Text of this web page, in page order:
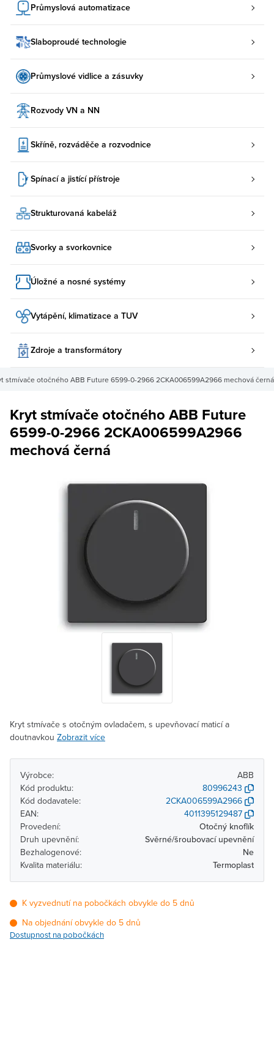
Průmyslová automatizace
Slaboproudé technologie
Průmyslové vidlice a zásuvky
Rozvody VN a NN
Skříně, rozváděče a rozvodnice
Spínací a jistící přístroje
Strukturovaná kabeláž
Svorky a svorkovnice
Úložné a nosné systémy
Vytápění, klimatizace a TUV
Zdroje a transformátory
stmívače otočného ABB Future 6599-0-2966 2CKA006599A2966 mechová černá
Kryt stmívače otočného ABB Future
6599-0-2966 2CKA006599A2966
mechová černá
Kryt stmívače s otočným ovladačem, s upevňovací maticí a
doutnavkou Zobrazit více
Výrobce:
ABB
Kód produktu:
80996243
Kód dodavatele:
2CKA006599A2966
EAN:
4011395129487
Provedení:
Otočný knoflík
Druh upevnění:
Svěrné/šroubovací upevnění
Bezhalogenové:
Ne
Kvalita materiálu:
Termoplast
K vyzvednutí na pobočkách obvykle do 5 dnů
Na objednání obvykle do 5 dnů
Dostupnost na pobočkách